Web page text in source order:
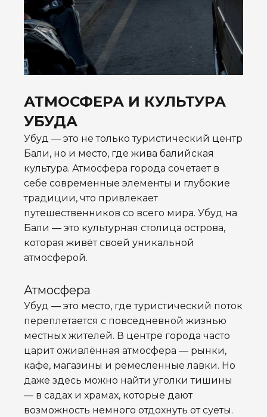
АТМОСФЕРА И КУЛЬТУРА
УБУДА
Убуд — это не только туристический центр
Бали, но и место, где жива балийская
культура. Атмосфера города сочетает в
себе современные элементы и глубокие
традиции, что привлекает
путешественников со всего мира. Убуд на
Бали — это культурная столица острова,
которая живёт своей уникальной
атмосферой.
Атмосфера
Убуд — это место, где туристический поток
переплетается с повседневной жизнью
местных жителей. В центре города часто
царит оживлённая атмосфера — рынки,
кафе, магазины и ремесленные лавки. Но
даже здесь можно найти уголки тишины
— в садах и храмах, которые дают
возможность немного отдохнуть от суеты.